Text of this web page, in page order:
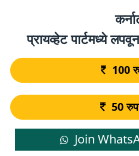
प्रायव्हेट पार्टमध्ये
100
50
Join